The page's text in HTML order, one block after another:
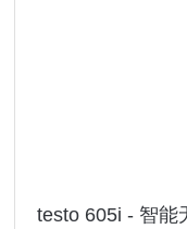
testo 605i - 智能